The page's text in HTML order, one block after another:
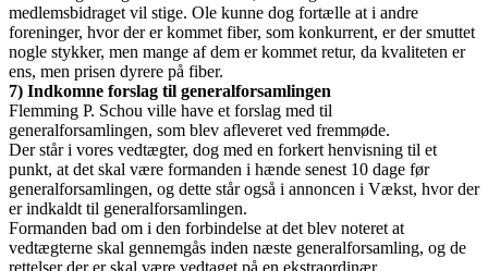
medlemsbidraget vil stige. Ole kunne dog fortælle at i andre
foreninger, hvor der er kommet fiber, som konkurrent, er der smuttet
nogle stykker, men mange af dem er kommet retur, da kvaliteten er
ens, men prisen dyrere på fiber.
7) Indkomne forslag til generalforsamlingen
Flemming P. Schou ville have et forslag med til
generalforsamlingen, som blev afleveret ved fremmøde.
Der står i vores vedtægter, dog med en forkert henvisning til et
punkt, at det skal være formanden i hænde senest 10 dage før
generalforsamlingen, og dette står også i annoncen i Vækst, hvor der
er indkaldt til generalforsamlingen.
Formanden bad om i den forbindelse at det blev noteret at
vedtægterne skal gennemgås inden næste generalforsamling, og de